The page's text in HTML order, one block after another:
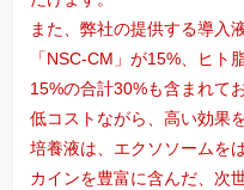
また、弊社の提供する導入
「NSC-CM」が15%、ヒト
15%の合計30%も含まれて
低コストながら、高い効果
培養液は、エクソソームを
カインを豊富に含んだ、次